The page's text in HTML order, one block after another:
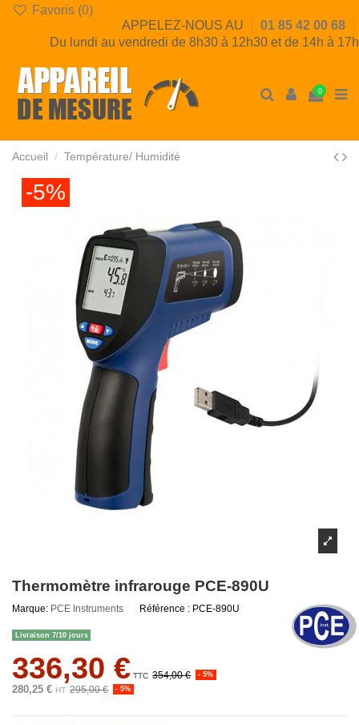
Favoris (0)
APPELEZ-NOUS AU
01 85 42 00 68
Du lundi au vendredi de 8h30 à 12h30 et de 14h à 17h
0
Accueil Température/ Humidité
-5%
Thermomètre infrarouge PCE-890U
Marque: PCE Instruments Référence : PCE-890U
Livraison 7/10 jours
336,30 € TTC 354,00 € - 5%
280,25 € HT 295,00 € - 5%